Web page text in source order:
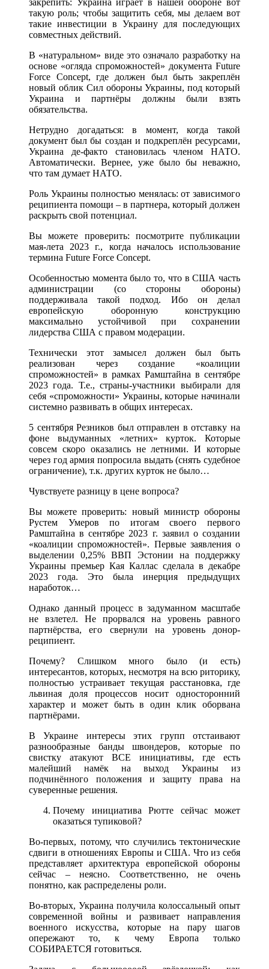
такую роль; чтобы защитить себя, мы делаем вот
такие инвестиции в Украину для последующих
совместных действий.
В «натуральном» виде это означало разработку на
основе «огляда спроможностей» документа Future
Force Concept, где должен был быть закреплён
новый облик Сил обороны Украины, под который
Украина и партнёры должны были взять
обязательства.
Нетрудно догадаться: в момент, когда такой
документ был бы создан и подкреплён ресурсами,
Украина де-факто становилась членом НАТО.
Автоматически. Вернее, уже было бы неважно,
что там думает НАТО.
Роль Украины полностью менялась: от зависимого
реципиента помощи – в партнера, который должен
раскрыть свой потенциал.
Вы можете проверить: посмотрите публикации
мая-лета 2023 г., когда началось использование
термина Future Force Concept.
Особенностью момента было то, что в США часть
администрации (со стороны обороны)
поддерживала такой подход. Ибо он делал
европейскую оборонную конструкцию
максимально устойчивой при сохранении
лидерства США с правом модерации.
Технически этот замысел должен был быть
реализован через создание «коалиции
спроможностей» в рамках Рамштайна в сентябре
2023 года. Т.е., страны-участники выбирали для
себя «спроможности» Украины, которые начинали
системно развивать в общих интересах.
5 сентября Резников был отправлен в отставку на
фоне выдуманных «летних» курток. Которые
совсем скоро оказались не летними. И которые
через год армия попросила выдать (снять судебное
ограничение), т.к. других курток не было…
Чувствуете разницу в цене вопроса?
Вы можете проверить: новый министр обороны
Рустем Умеров по итогам своего первого
Рамштайна в сентябре 2023 г. заявил о создании
«коалиции спроможностей». Первые заявления о
выделении 0,25% ВВП Эстонии на поддержку
Украины премьер Кая Каллас сделала в декабре
2023 года. Это была инерция предыдущих
наработок…
Однако данный процесс в задуманном масштабе
не взлетел. Не прорвался на уровень равного
партнёрства, его свернули на уровень донор-
реципиент.
Почему? Слишком много было (и есть)
интересантов, которых, несмотря на всю риторику,
полностью устраивает текущая расстановка, где
львиная доля процессов носит односторонний
характер и может быть в один клик оборвана
партнёрами.
В Украине интересы этих групп отстаивают
разнообразные банды швондеров, которые по
свистку атакуют ВСЕ инициативы, где есть
малейший намёк на выход Украины из
подчинённого положения и защиту права на
суверенные решения.
Почему инициатива Рютте сейчас может
оказаться тупиковой?
Во-первых, потому, что случились тектонические
сдвиги в отношениях Европы и США. Что из себя
представляет архитектура европейской обороны
сейчас – неясно. Соответственно, не очень
понятно, как распределены роли.
Во-вторых, Украина получила колоссальный опыт
современной войны и развивает направления
военного искусства, которые на пару шагов
опережают то, к чему Европа только
СОБИРАЕТСЯ готовиться.